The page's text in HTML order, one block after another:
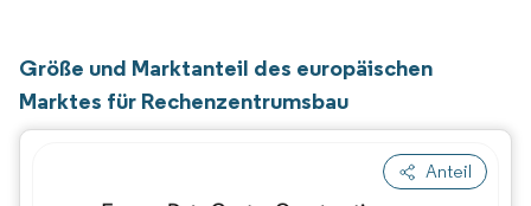
Größe und Marktanteil des europäischen
Marktes für Rechenzentrumsbau
Anteil